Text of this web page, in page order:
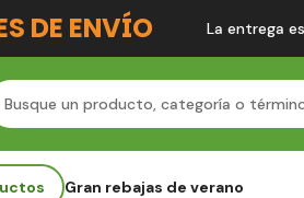
DE ENVÍO La entrega
Gran rebajas de verano